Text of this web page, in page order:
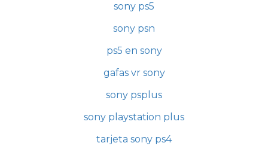
sony ps5
sony psn
ps5 en sony
gafas vr sony
sony psplus
sony playstation plus
tarjeta sony ps4